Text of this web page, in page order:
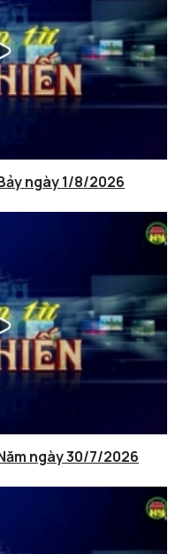
ngày 1/8/2026
ngày 30/7/2026